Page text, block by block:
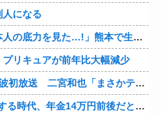
人になる
大地震を経験したドイツ人。直後、日本人たちの行動に衝撃を受けてしまう…
プリキュアが前年比大幅減少
まさかテレビにまで迷い込んでしまうとは」
14万円前後だと賃貸の人は無理じゃね？